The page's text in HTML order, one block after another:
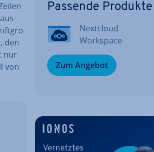
aus­
den
nur
von
Passende Produkte
Nextcloud
Workspace
Zum Angebot